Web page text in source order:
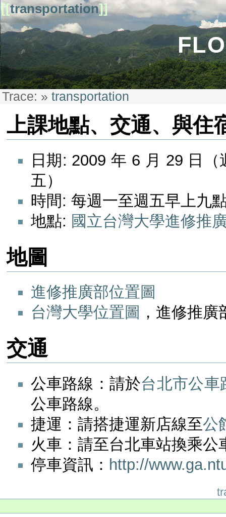
[[transportation]]
Trace: » transportation
上課地點、交通、與住
日期: 2009 年 6 月 29 日
五）
時間: 每週一至週五早上九
地點: 國立台灣大學進修推
地圖
進修推廣部位置圖
台灣大學位置圖 ，進修推
交通
公車路線：請於台北市公車
公車路線。
捷運：請搭捷運新店線至公
火車：請至台北車站換乘公
停車資訊： http://